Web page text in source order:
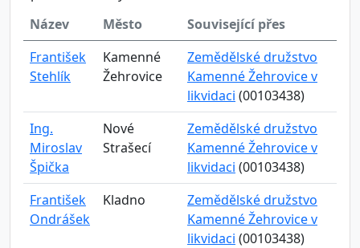
Název
Město
Související přes
František
Stehlík
Kamenné
Žehrovice
Zemědělské družstvo
Kamenné Žehrovice v
likvidaci (00103438)
Ing.
Miroslav
Špička
Nové
Strašecí
Zemědělské družstvo
Kamenné Žehrovice v
likvidaci (00103438)
František
Ondrášek
Kladno
Zemědělské družstvo
Kamenné Žehrovice v
likvidaci (00103438)